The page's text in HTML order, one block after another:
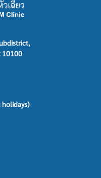
10100
holidays)